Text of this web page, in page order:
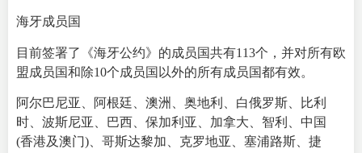
海牙成员国
目前签署了《海牙公约》的成员国共有113个，并对所有欧
盟成员国和除10个成员国以外的所有成员国都有效。
阿尔巴尼亚、阿根廷、澳洲、奥地利、白俄罗斯、比利
时、波斯尼亚、巴西、保加利亚、加拿大、智利、中国
(香港及澳门)、哥斯达黎加、克罗地亚、塞浦路斯、捷